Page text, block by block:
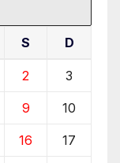
S D
2 3
9 10
16 17